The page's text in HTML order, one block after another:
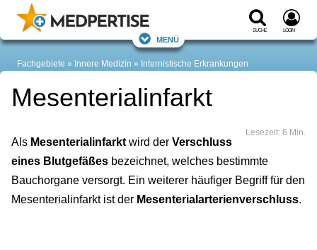
Suche Login
Menü
Fachgebiete Innere Medizin Internistische Erkrankungen
Mesenterialinfarkt
Lesezeit: 6 Min.
Als Mesenterialinfarkt wird der Verschluss
eines Blutgefäßes bezeichnet, welches bestimmte
Bauchorgane versorgt. Ein weiterer häufiger Begriff für den
Mesenterialinfarkt ist der Mesenterialarterienverschluss.